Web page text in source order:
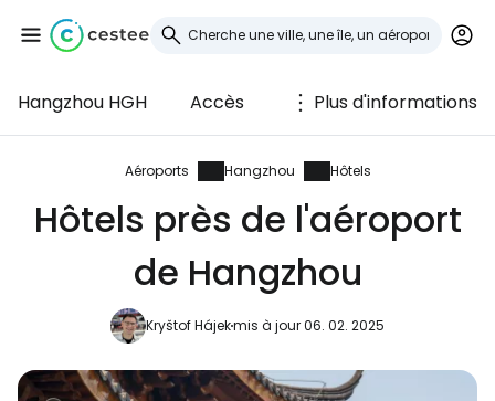
Hangzhou HGH Accès Plus d'informations
Aéroports Hangzhou Hôtels
Hôtels près de l'aéroport
de Hangzhou
Kryštof Hájekmis à jour 06. 02. 2025
Se connecter à
Cestee
... la communauté mondiale des voyageurs
Continuer avec Google
Continuer avec Facebook